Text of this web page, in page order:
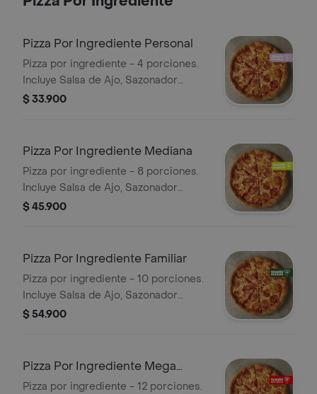
Pizza Por Ingrediente Personal
Pizza por ingrediente - 4 porciones.
Incluye Salsa de Ajo, Sazonador
Pimienta Roja y Pepperoncini.
$ 33.900
Pizza Por Ingrediente Mediana
Pizza por ingrediente - 8 porciones.
Incluye Salsa de Ajo, Sazonador
Pimienta Roja y Pepperoncini.
$ 45.900
Pizza Por Ingrediente Familiar
Pizza por ingrediente - 10 porciones.
Incluye Salsa de Ajo, Sazonador
Pimienta Roja y Pepperoncini.
$ 54.900
Pizza Por Ingrediente Mega
Familiar
Pizza por ingrediente - 12 porciones.